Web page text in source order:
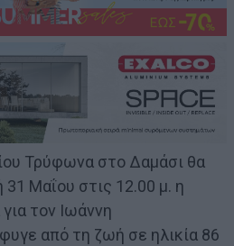
Τρύφωνα στο Δαμάσι θα
Μαΐου στις 12.00 μ. η
τον Ιωάννη
από τη ζωή σε ηλικία 86